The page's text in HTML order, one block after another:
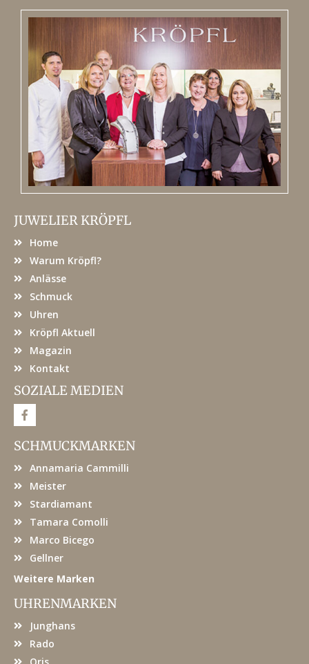
JUWELIER KRÖPFL
Home
Warum Kröpfl?
Anlässe
Schmuck
Uhren
Kröpfl Aktuell
Magazin
Kontakt
SOZIALE MEDIEN
F
a
e
b
o
SCHMUCKMARKEN
Annamaria Cammilli
Meister
Stardiamant
Tamara Comolli
Marco Bicego
Gellner
Weitere Marken
UHRENMARKEN
Junghans
Rado